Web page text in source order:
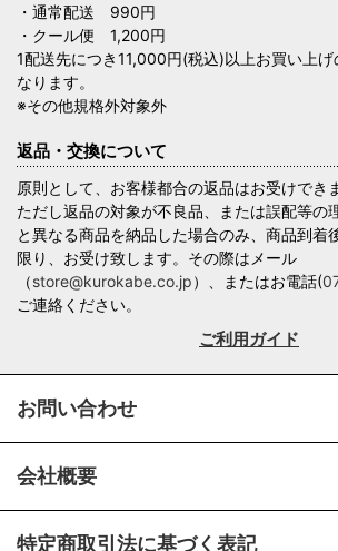
・通常配送 990円
・クール便 1,200円
1配送先につき11,000円(税込)以上お買い上げ
なります。
※その他規格外対象外
返品・交換について
原則として、お客様都合の返品はお受けでき
ただし返品の対象が不良品、または誤配等の
と異なる商品を納品した場合のみ、商品到着
限り、お受け致します。その際はメール
（store@kurokabe.co.jp）、またはお電話(
ご連絡ください。
ご利用ガイド
お問い合わせ
会社概要
特定商取引法に基づく表記